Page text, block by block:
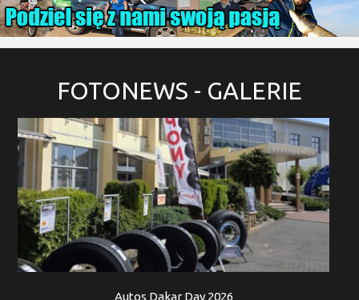
FOTONEWS - GALERIE
Autos Dakar Day 2026